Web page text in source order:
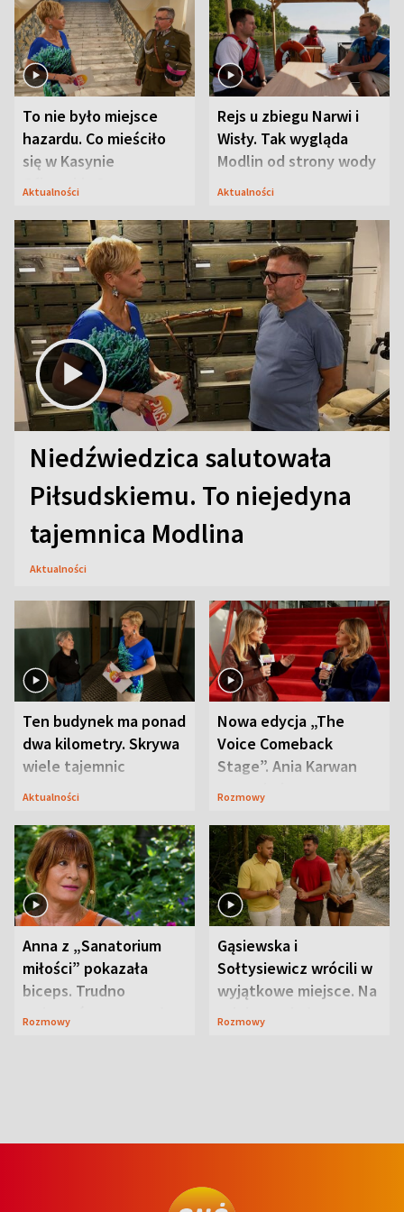
To nie było miejsce
hazardu. Co mieściło
się w Kasynie
Oficerskim?
Aktualności
Rejs u zbiegu Narwi i
Wisły. Tak wygląda
Modlin od strony wody
Aktualności
Niedźwiedzica salutowała
Piłsudskiemu. To niejedyna
tajemnica Modlina
Aktualności
Ten budynek ma ponad
dwa kilometry. Skrywa
wiele tajemnic
Aktualności
Nowa edycja „The
Voice Comeback
Stage”. Ania Karwan
zapowiada
Rozmowy
Anna z „Sanatorium
miłości” pokazała
biceps. Trudno
uwierzyć, co przeszła
Rozmowy
Gąsiewska i
Sołtysiewicz wrócili w
wyjątkowe miejsce. Na
szlaku czekał
Rozmowy